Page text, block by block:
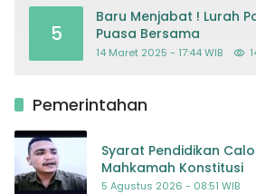
5
Baru Menjabat ! Lurah
Puasa Bersama
14 Maret 2025 - 17:44 WIB
Pemerintahan
Syarat Pendidikan
Mahkamah Konstitusi
5 Agustus 2026 - 08:51 WIB